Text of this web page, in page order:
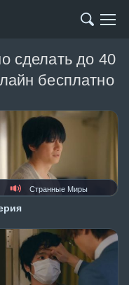
сделать до 40
бесплатно
Странные Миры